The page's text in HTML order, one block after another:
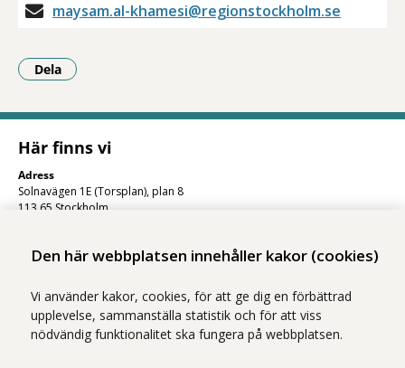
Den här webbplatsen innehåller kakor (cookies)
Vi använder kakor, cookies, för att ge dig en förbättrad
upplevelse, sammanställa statistik och för att viss
nödvändig funktionalitet ska fungera på webbplatsen.
maysam.al-khamesi@regionstockholm.se
Dela
- Klicka för att öppna delningsalternativ.
Här finns vi
Adress
Solnavägen 1E (Torsplan), plan 8
113 65 Stockholm